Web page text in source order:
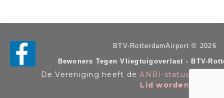
BTV-RotterdamAirport © 2026
Bewoners Tegen Vliegtuigoverlast - BTV-
De Vereniging heeft deANBI-status
Lid worden